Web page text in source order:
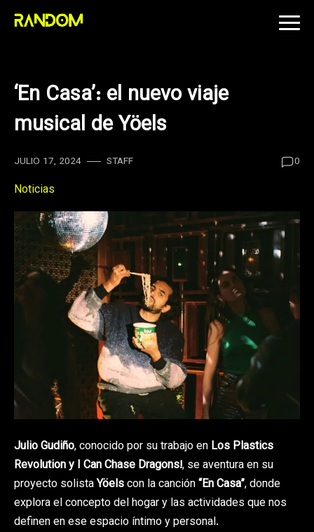
Skip
‘En Casa’: el nuevo viaje
musical de Yöels
JULIO 17, 2024 STAFF 0
Noticias
Julio Gudiño, conocido por su trabajo en Los Plastics
Revolution y I Can Chase Dragons!, se aventura en su
proyecto solistaYöelscon la canción“En Casa”, donde
explora el concepto del hogar y las actividades que nos
definen en ese espacio íntimo y personal.